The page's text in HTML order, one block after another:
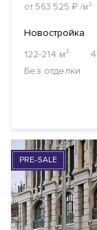
от 563 525 ₽/м²
Новостройка
122-214 м²
Без отделки
PRE-SALE